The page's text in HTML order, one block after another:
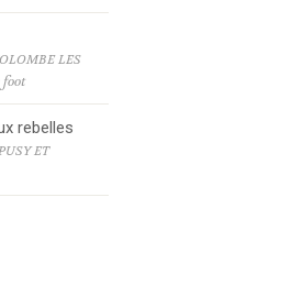
LES
foot
rebelles
ET